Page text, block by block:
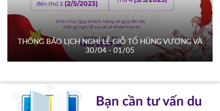
THÔNG BÁO LỊCH NGHỈ LỄ GIỖ TỔ HÙNG VƯƠNG VÀ
30/04 - 01/05
Bạn cần tư vấn du